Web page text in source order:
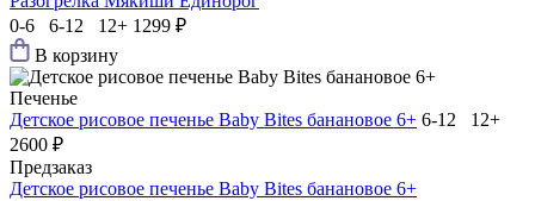
0-6 6-12 12+ 1299 ₽
В корзину
Печенье
Детское рисовое печенье Baby Bites банановое 6+ 6-12 12+
2600 ₽
Предзаказ
Детское рисовое печенье Baby Bites банановое 6+